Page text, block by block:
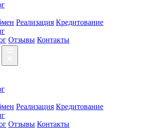
Реализация Кредитование
Отзывы Контакты
Реализация Кредитование
Отзывы Контакты